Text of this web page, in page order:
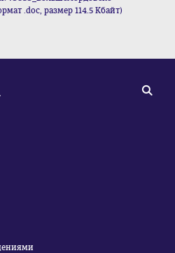
.doc, размер 114.5 Кбайт)